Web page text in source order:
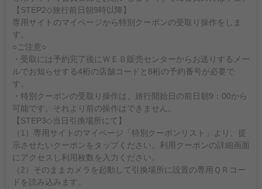
【STEP2◇旅行前日朝9時以降】
専用サイトのマイページから特別クーポンの受取り操作をしま
す。
○ご注意○
・受取には予約完了後にＷＥＢ販売センターからお送りするメー
ルでお知らせする4桁の店舗コードと8桁の予約番号が必要で
す。
・特別クーポンの受取り操作は、旅行開始日の前日朝9：00から
可能です。それより前の操作はできません。
【STEP3◇当日引換場所にて】
（1）専用サイトのマイページ「特別クーポンリスト」より、提
示させたいクーポンをタップください。利用クーポンの詳細画面
にアクセスし利用枚数を入力ください。
（2）そのままカメラを起動して引換場所に設置の専用ＱＲコー
ドを読み込みます。